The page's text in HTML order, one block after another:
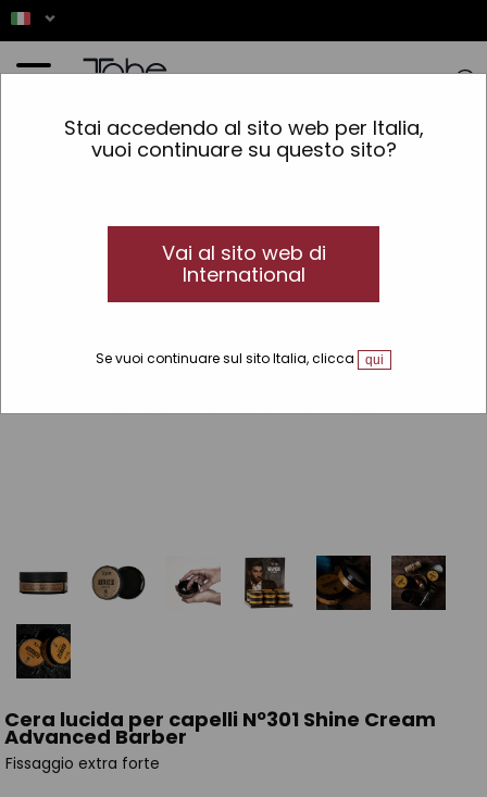
Stai accedendo al sito web per Italia,
vuoi continuare su questo sito?
Vai al sito web di
International
Se vuoi continuare sul sito Italia, clicca qui
Uomo »Acabado »Cera e Gel » Cera lucida per capelli Nº301 Shine Cream
Cera lucida per capelli Nº301 Shine Cream
Advanced Barber
Fissaggio extra forte